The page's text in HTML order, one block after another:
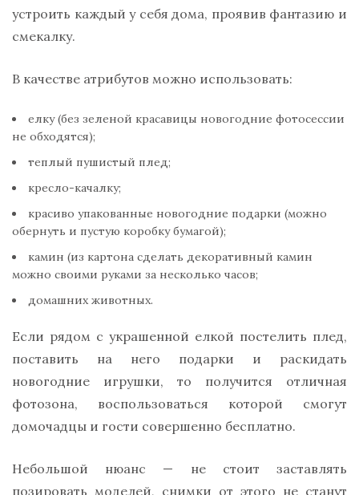
устроить каждый у себя дома, проявив фантазию и
смекалку.
В качестве атрибутов можно использовать:
елку (без зеленой красавицы новогодние фотосессии
не обходятся);
теплый пушистый плед;
кресло-качалку;
красиво упакованные новогодние подарки (можно
обернуть и пустую коробку бумагой);
камин (из картона сделать декоративный камин
можно своими руками за несколько часов;
домашних животных.
Если рядом с украшенной елкой постелить плед,
поставить на него подарки и раскидать
новогодние игрушки, то получится отличная
фотозона, воспользоваться которой смогут
домочадцы и гости совершенно бесплатно.
Небольшой нюанс — не стоит заставлять
позировать моделей, снимки от этого не станут